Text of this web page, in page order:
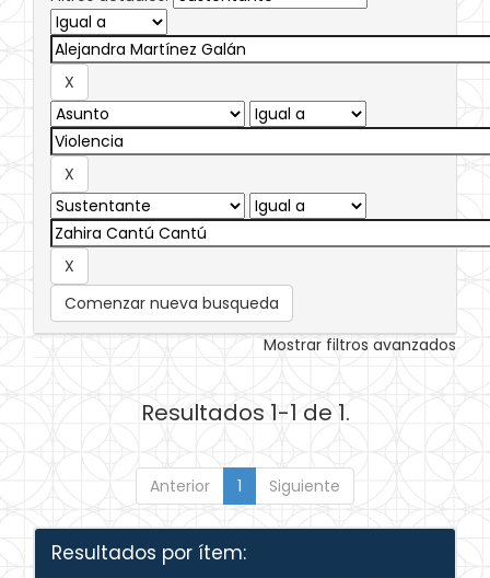
Comenzar nueva busqueda
Mostrar filtros avanzados
Resultados 1-1 de 1.
Anterior 1 Siguiente
Resultados por ítem: